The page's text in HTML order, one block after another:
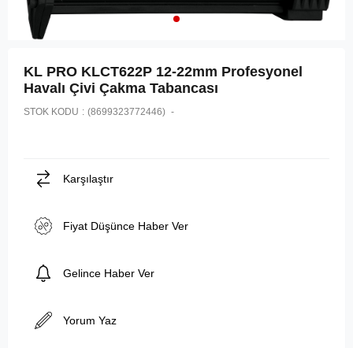
KL PRO KLCT622P 12-22mm Profesyonel
Havalı Çivi Çakma Tabancası
STOK KODU (8699323772446)
Karşılaştır
Fiyat Düşünce Haber Ver
Gelince Haber Ver
Yorum Yaz